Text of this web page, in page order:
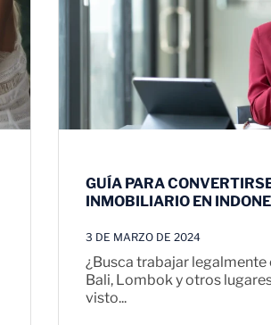
GUÍA PARA
INMOBILIARIO EN
3 DE MARZO DE 2024
¿Busca trabajar
Bali, Lombok y otros
visto...